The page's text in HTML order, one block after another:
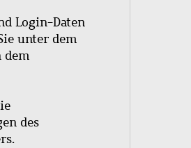
Login-Daten
unter dem
dem
des